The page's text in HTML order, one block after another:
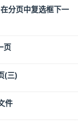
分页中复选框下一
页
(三)
件